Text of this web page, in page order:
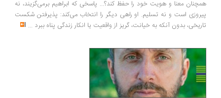
معنا و هویت خود را حفظ کند؟... پاسخی که ابراهیم برمی‌گزیند، نه
است و نه تسلیم. او راهی دیگر را انتخاب می‌کند: پذیرفتن شکست
بدون آنکه به خیانت، گریز از واقعیت یا انکار زندگی پناه ببرد...